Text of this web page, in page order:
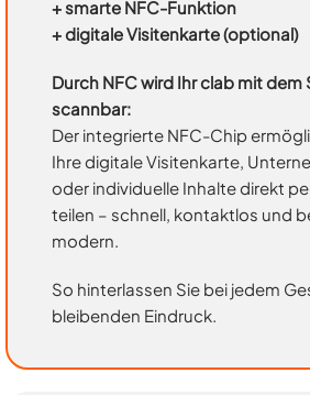
+ smarte NFC-Funktion
+ digitale Visitenkarte (optional)
Durch NFC wird Ihr clab mit
scannbar:
Der integrierte NFC-Chip
Ihre digitale Visitenkarte,
oder individuelle Inhalte direkt
teilen – schnell, kontaktlos und
modern.
So hinterlassen Sie bei jedem
bleibenden Eindruck.